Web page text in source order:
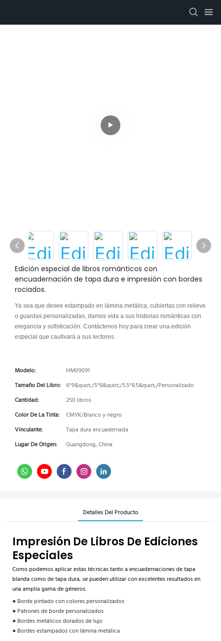
Edición especial de libros románticos con
encuadernación de tapa dura e impresión con bordes
rociados.
Ya sea que desee estampado en lámina metálica, cubiertas con relieve
o guardas personalizadas, damos vida a sus historias románticas con
elegancia y sofisticación. Contáctenos hoy para crear una edición
especial que cautivará a sus lectores.
Modelo:
HM09091
Tamaño Del Libro: 6*9&quot;/5*8&quot;/5.5*8.5&quot;/Personalizado
Cantidad:
250 libros
Color De La Tinta:
CMYK/Blanco y negro
Vinculante:
Tapa dura encuadernada
Lugar De Origen:
Guangdong, China
Detalles Del Producto
Impresión De Libros De Ediciones
Especiales
Como podemos aplicar estas técnicas tanto a encuadernaciones de tapa
blanda como de tapa dura, se pueden utilizar con excelentes resultados en
una amplia gama de géneros.
● Borde pintado con colores personalizados
● Patrones de borde personalizados
● Bordes metálicos dorados de lujo
● Bordes estampados con lámina metálica